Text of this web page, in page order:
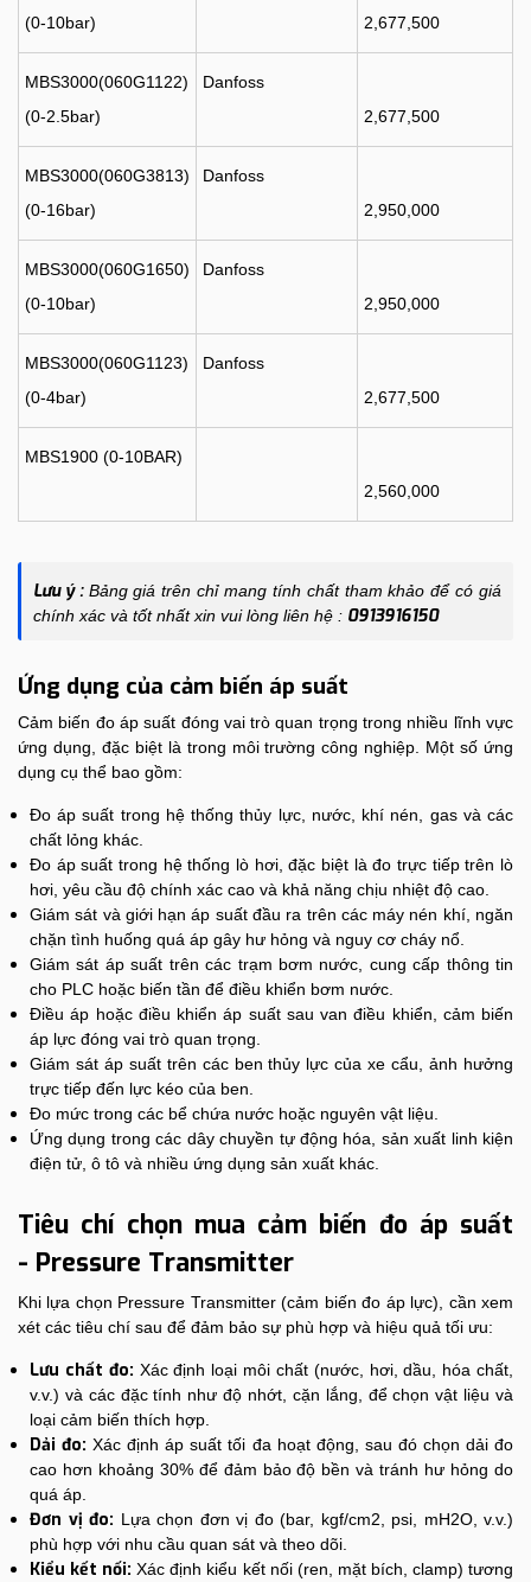
(0-10bar) 2,677,500
MBS3000(060G1122)
(0-2.5bar)
Danfoss
2,677,500
MBS3000(060G3813)
(0-16bar)
Danfoss
2,950,000
MBS3000(060G1650)
(0-10bar)
Danfoss
2,950,000
MBS3000(060G1123)
(0-4bar)
Danfoss
2,677,500
MBS1900 (0-10BAR)
2,560,000
Lưu ý :Bảng giá trên chỉ mang tính chất tham khảo để có giá
chính xác và tốt nhất xin vui lòng liên hệ : 0913916150
Ứng dụng của cảm biến áp suất
Cảm biến đo áp suất đóng vai trò quan trọng trong nhiều lĩnh vực
ứng dụng, đặc biệt là trong môi trường công nghiệp. Một số ứng
dụng cụ thể bao gồm:
Đo áp suất trong hệ thống thủy lực, nước, khí nén, gas và các
chất lỏng khác.
Đo áp suất trong hệ thống lò hơi, đặc biệt là đo trực tiếp trên lò
hơi, yêu cầu độ chính xác cao và khả năng chịu nhiệt độ cao.
Giám sát và giới hạn áp suất đầu ra trên các máy nén khí, ngăn
chặn tình huống quá áp gây hư hỏng và nguy cơ cháy nổ.
Giám sát áp suất trên các trạm bơm nước, cung cấp thông tin
cho PLC hoặc biến tần để điều khiển bơm nước.
Điều áp hoặc điều khiển áp suất sau van điều khiển, cảm biến
áp lực đóng vai trò quan trọng.
Giám sát áp suất trên các ben thủy lực của xe cẩu, ảnh hưởng
trực tiếp đến lực kéo của ben.
Đo mức trong các bể chứa nước hoặc nguyên vật liệu.
Ứng dụng trong các dây chuyền tự động hóa, sản xuất linh kiện
điện tử, ô tô và nhiều ứng dụng sản xuất khác.
Tiêu chí chọn mua cảm biến đo áp suất
- Pressure Transmitter
Khi lựa chọn Pressure Transmitter (cảm biến đo áp lực), cần xem
xét các tiêu chí sau để đảm bảo sự phù hợp và hiệu quả tối ưu:
Lưu chất đo: Xác định loại môi chất (nước, hơi, dầu, hóa chất,
v.v.) và các đặc tính như độ nhớt, cặn lắng, để chọn vật liệu và
loại cảm biến thích hợp.
Dải đo: Xác định áp suất tối đa hoạt động, sau đó chọn dải đo
cao hơn khoảng 30% để đảm bảo độ bền và tránh hư hỏng do
quá áp.
Đơn vị đo: Lựa chọn đơn vị đo (bar, kgf/cm2, psi, mH2O, v.v.)
phù hợp với nhu cầu quan sát và theo dõi.
Kiểu kết nối: Xác định kiểu kết nối (ren, mặt bích, clamp) tương